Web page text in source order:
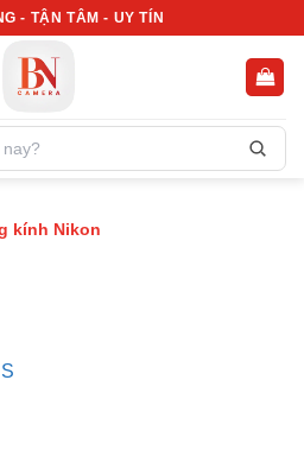
- TẬN TÂM - UY TÍN
kính Nikon